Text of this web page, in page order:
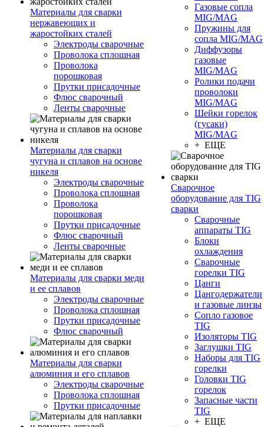
Материалы для сварки
нержавеющих и
жаростойких сталей
Электроды сварочные
Проволока сплошная
Проволока
порошковая
Прутки присадочные
Флюс сварочный
Ленты сварочные
Материалы для сварки
чугуна и сплавов на основе
никеля
Электроды сварочные
Проволока сплошная
Проволока
порошковая
Прутки присадочные
Флюс сварочный
Ленты сварочные
Материалы для сварки меди
и ее сплавов
Электроды сварочные
Проволока сплошная
Прутки присадочные
Флюс сварочный
Материалы для сварки
алюминия и его сплавов
Электроды сварочные
Проволока сплошная
Прутки присадочные
Газовые сопла
MIG/MAG
Пружины для
сопла MIG/MAG
Диффузоры
газовые
MIG/MAG
Ролики подачи
проволоки
MIG/MAG
Шейки горелок
(гусаки)
MIG/MAG
+ ЕЩЕ
Сварочное
оборудование для TIG
сварки
Сварочные
аппараты TIG
Блоки
охлаждения
Сварочные
горелки TIG
Цанги
Цангодержатели
и газовые линзы
Сопло газовое
TIG
Изоляторы TIG
Заглушки TIG
Наборы для TIG
горелки
Головки TIG
горелок
Запасные части
TIG
+ ЕЩЕ